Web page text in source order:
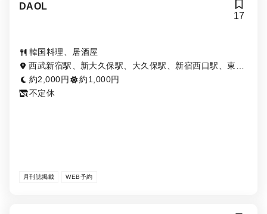
DAOL
17
韓国料理、居酒屋
西武新宿駅、新大久保駅、大久保駅、新宿西口駅、東新
宿駅
約2,000円
約1,000円
不定休
月刊誌掲載 WEB予約